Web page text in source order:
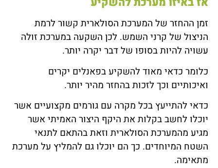
זמן ההחזר של המערכת הסולארית קשור לרמת
הניצול של קרני השמש. לכן השקעה במערכת זולה
עשויה להיות בסופו של דבר יקרה יותר.
כלומר כדאי מאוד להשקיע בפאנלים יקרים
ואיכותיים וכך לזכות בהחזר מהיר יותר.
כדאי להתייעץ בכל מקרה עם גורמים מקצועיים אשר
יוכלו לחשב בקלות את היקף היצור האמיתי אשר
מגיע מהמערכת הסולארית וזאת בהתאם לתנאי
השטח המיוחדים. כך הם יוכלו גם להמליץ על מערכת
מתאימה.